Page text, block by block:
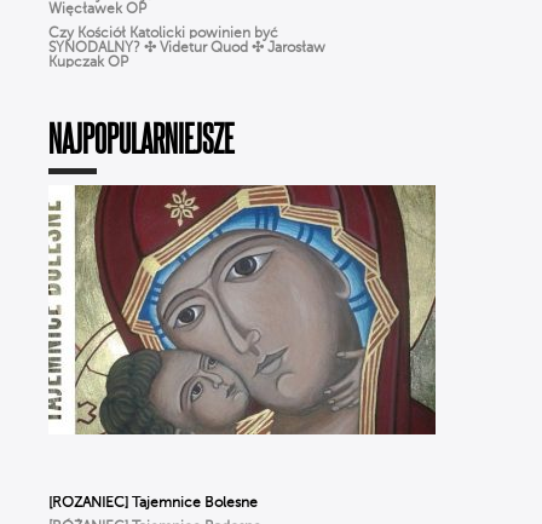
Czy Kościół Katolicki powinien być
SYNODALNY? ✣ Videtur Quod ✣ Jarosław
Kupczak OP
Czy Boże Narodzenie to pogańskie święto?
działanie DUCHA ŚWIĘTEGO?
Różaniec dla ludzi ZMĘCZONYCH życiem.
Jak modlić się, gdy BRAK CZASU? | Michał
Szałkowski OP
Ciało nie jest GRZESZNE. Ks. Woźniak
o WCIELENIU Boga i prawdziwym
człowieczeństwie
WIERZYMY… ALE ŹLE, czyli Ks. Strzelczyk
o BŁĘDACH w wierze, które popełniamy
na co dzień
To NIE jest modlitwa dla starszych ludzi!
Odkryj moc RÓŻAŃCA | Michał Szałkowski
OP
Dlaczego Bóg oszalał z miłości
do człowieka? ✢ Cyprian Klahs OP
NAJPOPULARNIEJSZE
[RÓŻANIEC] Tajemnice Radosne